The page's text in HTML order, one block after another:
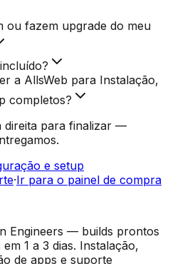
ou fazem upgrade do meu
a AllsWeb para Instalação,
completos?
direita para finalizar —
e setup
·Ir para o painel de compra
Engineers — builds prontos
1 a 3 dias. Instalação,
de apps e suporte